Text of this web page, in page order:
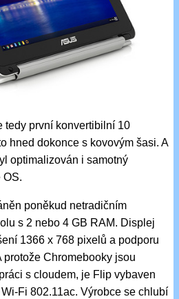
tedy první konvertibilní 10
hned dokonce s kovovým šasi. A
optimalizován i samotný
OS.
poněkud netradičním
s 2 nebo 4 GB RAM. Displej
1366 x 768 pixelů a podporu
protože Chromebooky jsou
s cloudem, je Flip vybaven
Fi 802.11ac. Výrobce se chlubí